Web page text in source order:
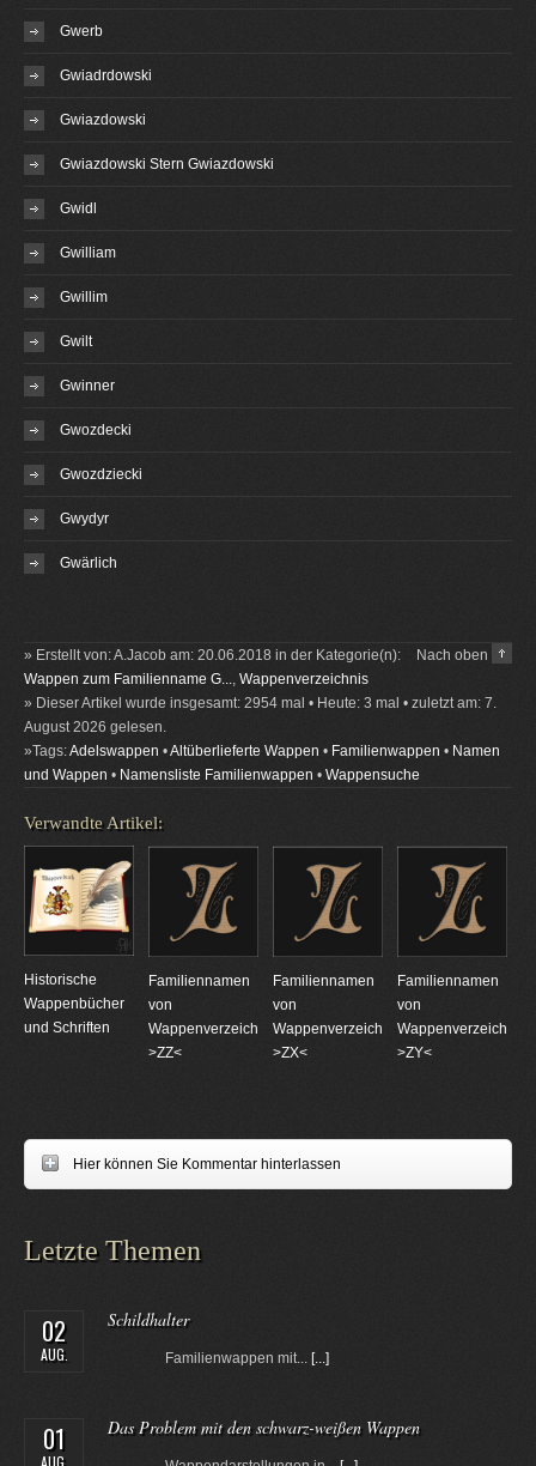
Gwerb
Gwiadrdowski
Gwiazdowski
Gwiazdowski Stern Gwiazdowski
Gwidl
Gwilliam
Gwillim
Gwilt
Gwinner
Gwozdecki
Gwozdziecki
Gwydyr
Gwärlich
Nach oben
» Erstellt von: A.Jacob am: 20.06.2018 in der Kategorie(n):
Wappen zum Familienname G..., Wappenverzeichnis
» Dieser Artikel wurde insgesamt: 2954 mal • Heute: 3 mal • zuletzt am: 7.
August 2026 gelesen.
»Tags:Adelswappen •Altüberlieferte Wappen • Familienwappen • Namen
und Wappen • Namensliste Familienwappen • Wappensuche
Verwandte Artikel:
Historische
Wappenbücher
und Schriften
Familiennamen
von
Wappenverzeichnungen
>ZZ<
Familiennamen
von
Wappenverzeichnungen
>ZX<
Familiennamen
von
>ZY<
Hier können Sie Kommentar hinterlassen
Letzte Themen
02
AUG.
Schildhalter
Familienwappen mit... [...]
01
AUG.
Das Problem mit den schwarz-weißen Wappen